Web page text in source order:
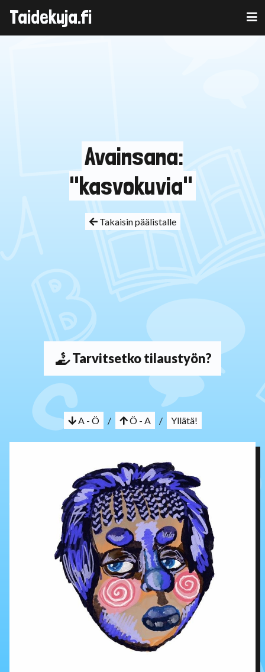
Skip
Taidekuja.fi
Avainsana:
"kasvokuvia"
Takaisin päälistalle
Tarvitsetko tilaustyön?
A - Ö / Ö - A / Yllätä!